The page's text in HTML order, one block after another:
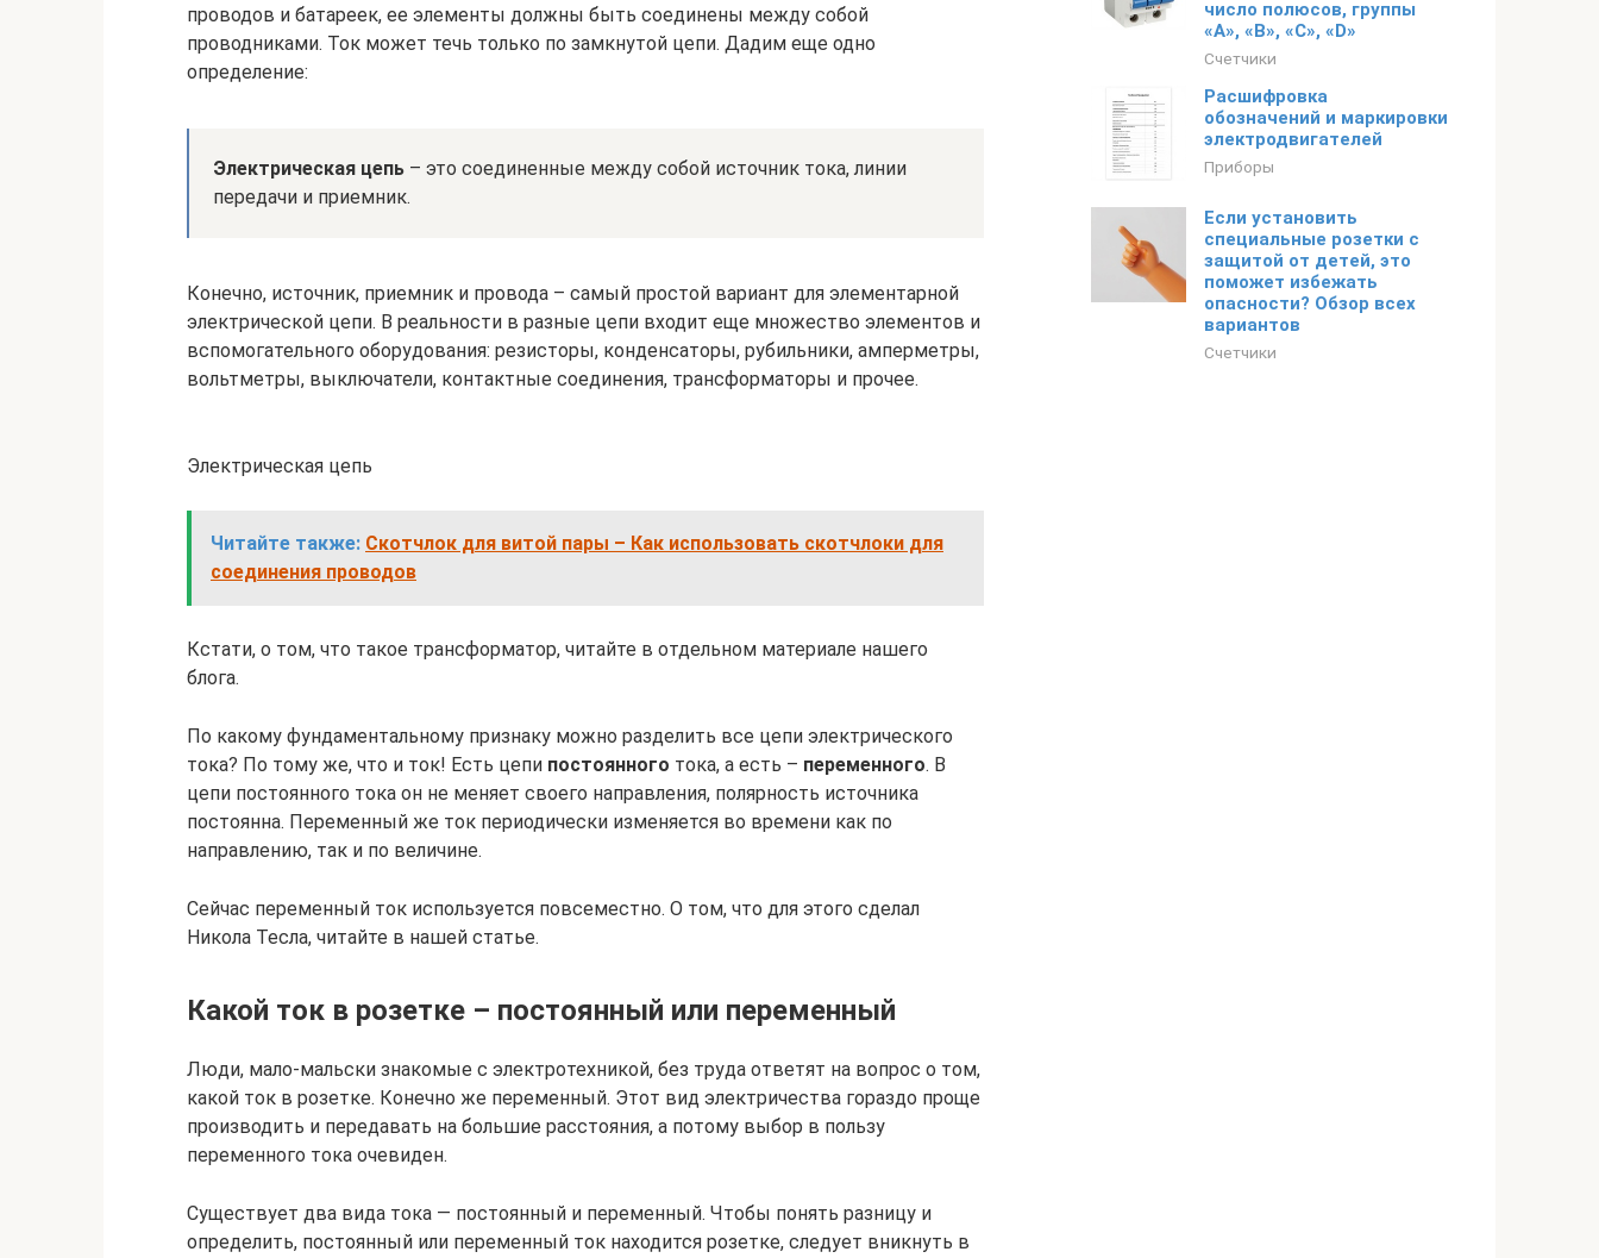
проводов и батареек, ее элементы должны быть соединены между собой
проводниками. Ток может течь только по замкнутой цепи. Дадим еще одно
определение:
Электрическая цепь – это соединенные между собой источник тока, линии
передачи и приемник.
Конечно, источник, приемник и провода – самый простой вариант для элементарной
электрической цепи. В реальности в разные цепи входит еще множество элементов и
вспомогательного оборудования: резисторы, конденсаторы, рубильники, амперметры,
вольтметры, выключатели, контактные соединения, трансформаторы и прочее.
Электрическая цепь
Читайте также: Скотчлок для витой пары – Как использовать скотчлоки для
соединения проводов
Кстати, о том, что такое трансформатор, читайте в отдельном материале нашего
блога.
По какому фундаментальному признаку можно разделить все цепи электрического
тока? По тому же, что и ток! Есть цепи постоянного тока, а есть – переменного. В
цепи постоянного тока он не меняет своего направления, полярность источника
постоянна. Переменный же ток периодически изменяется во времени как по
направлению, так и по величине.
Сейчас переменный ток используется повсеместно. О том, что для этого сделал
Никола Тесла, читайте в нашей статье.
Какой ток в розетке – постоянный или переменный
Люди, мало-мальски знакомые с электротехникой, без труда ответят на вопрос о том,
какой ток в розетке. Конечно же переменный. Этот вид электричества гораздо проще
производить и передавать на большие расстояния, а потому выбор в пользу
переменного тока очевиден.
Существует два вида тока — постоянный и переменный. Чтобы понять разницу и
определить, постоянный или переменный ток находится розетке, следует вникнуть в
число полюсов, группы
«A», «B», «C», «D»
Счетчики
Расшифровка
обозначений и маркировки
электродвигателей
Приборы
Если установить
специальные розетки с
защитой от детей, это
поможет избежать
опасности? Обзор всех
вариантов
Счетчики